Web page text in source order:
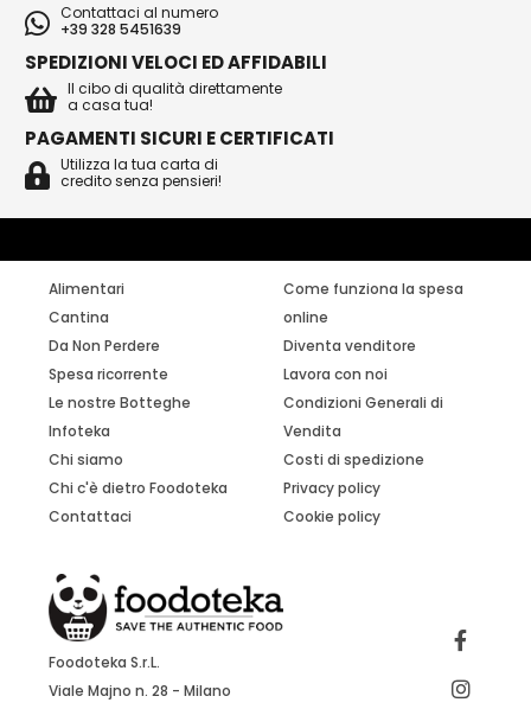
Contattaci al numero
+39 328 5451639
SPEDIZIONI VELOCI ED AFFIDABILI
Il cibo di qualità direttamente
a casa tua!
PAGAMENTI SICURI E CERTIFICATI
Utilizza la tua carta di
credito senza pensieri!
Alimentari
Cantina
Da Non Perdere
Spesa ricorrente
Le nostre Botteghe
Infoteka
Chi siamo
Chi c'è dietro Foodoteka
Contattaci
Come funziona la spesa
online
Diventa venditore
Lavora con noi
Condizioni Generali di
Vendita
Costi di spedizione
Privacy policy
Cookie policy
Foodoteka S.r.L.
Viale Majno n. 28 - Milano